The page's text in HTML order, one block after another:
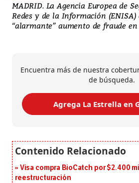
MADRID. La Agencia Europea de
Redes y de la Información
“alarmante” aumento de fraude en
Encuentra más de nuestra
de búsqueda.
Agrega La Estrella en
Visa compra BioCatch por $2.400
reestructuración